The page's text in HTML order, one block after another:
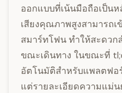
ออกแบบที่เน้นมือถือเป็น
เสียงคุณภาพสูงสามารถเ
สมาร์ทโฟน ทำให้สะดวก
ขณะเดินทาง ในขณะที่
อัตโนมัติสำหรับแพลตฟอ
แต่รายละเอียดความแม่น